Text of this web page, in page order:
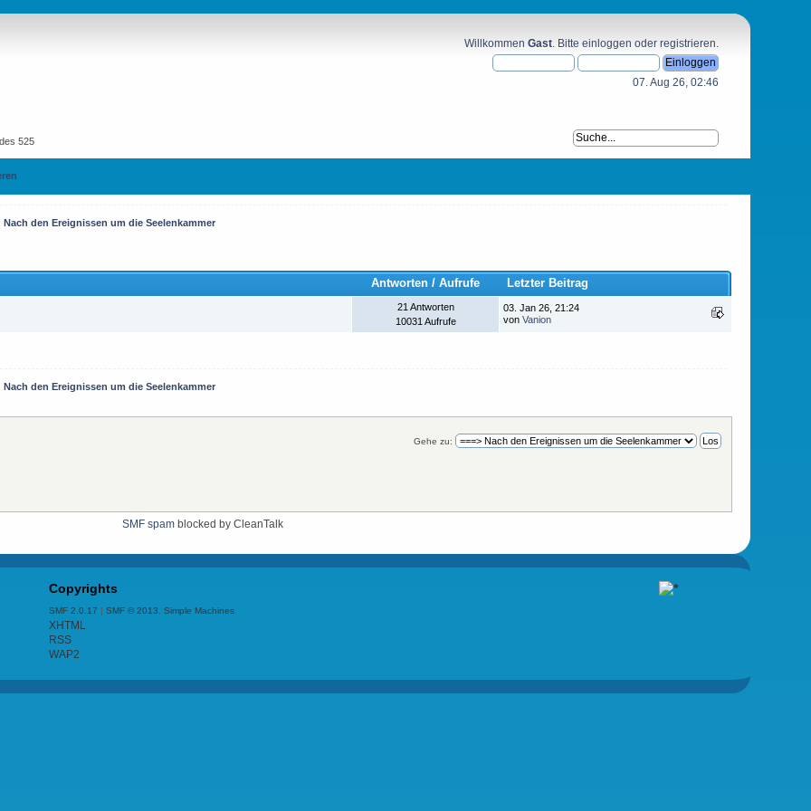
Willkommen Gast. Bitte einloggen oder registrieren.
07. Aug 26, 02:46
525
mehr finsteren Kreaturen aller Völker die sich
auch Kontingente der Magiergilde sowie
übernimmt Sir Gregory das Kommando über
Nach den Ereignissen um die Seelenkammer
Antworten/ Aufrufe Letzter Beitrag
21 Antworten
10031 Aufrufe
03. Jan 26, 21:24
vonVanion
Nach den Ereignissen um die Seelenkammer
Gehe zu:
SMF spam blocked by CleanTalk
Copyrights
SMF 2.0.17 |SMF © 2013 ,Simple Machines
XHTML
RSS
WAP2